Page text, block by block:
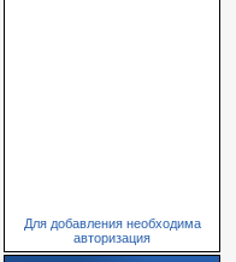
Для добавления необходима
авторизация